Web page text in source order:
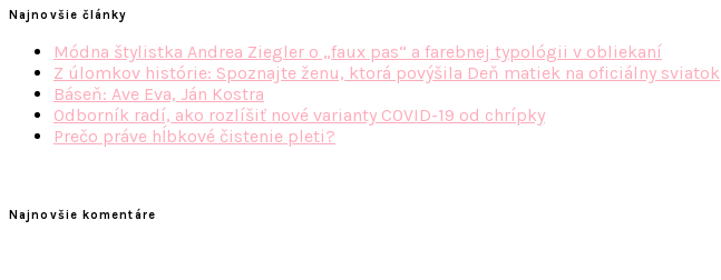
Najnovšie články
Módna štylistka Andrea Ziegler o „faux pas“ a farebnej typológii v obliekaní
Z úlomkov histórie: Spoznajte ženu, ktorá povýšila Deň matiek na oficiálny sviatok
Báseň: Ave Eva, Ján Kostra
Odborník radí, ako rozlíšiť nové varianty COVID-19 od chrípky
Prečo práve hĺbkové čistenie pleti?
Najnovšie komentáre